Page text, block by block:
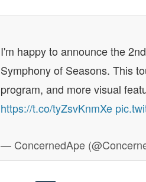
I'm happy to announce the
Symphony of Seasons. This
program, and more visual
https://t.co/tyZsvKnmXe
— ConcernedApe